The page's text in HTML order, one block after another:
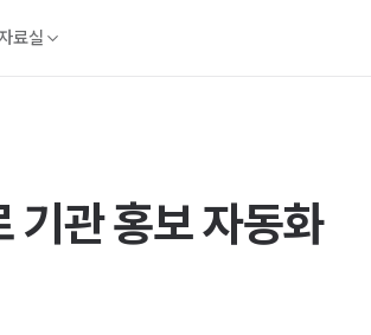
료실
기관 홍보 자동화